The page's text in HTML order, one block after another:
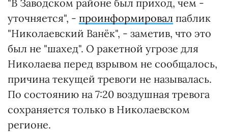
"В Заводском районе был приход, чем -
уточняется", - проинформировал паблик
"Николаевский Ванёк", - заметив, что это
был не "шахед". О ракетной угрозе для
Николаева перед взрывом не сообщалось,
причина текущей тревоги не называлась.
По состоянию на 7:20 воздушная тревога
сохраняется только в Николаевском
регионе.